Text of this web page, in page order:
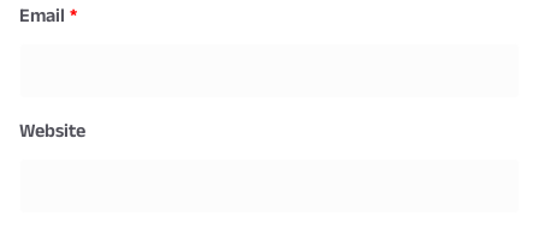
Email *
Website